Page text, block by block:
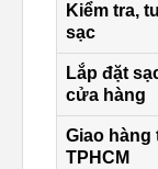
Kiểm tra,
sạc
Lắp đặt
cửa hàng
Giao hàng
TPHCM